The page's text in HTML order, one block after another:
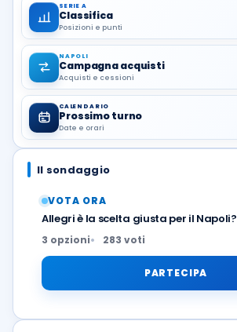
SERIE A
Classifica
Posizioni e punti
NAPOLI
Campagna acquisti
Acquisti e cessioni
CALENDARIO
Prossimo turno
Date e orari
Il sondaggio
VOTA ORA
Allegri è la scelta giusta per il Napoli?
3 opzioni 283 voti
PARTECIPA